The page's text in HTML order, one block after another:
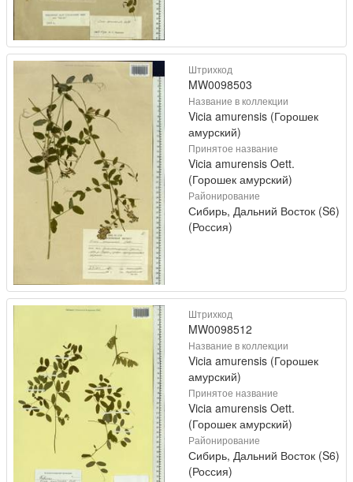
Штрихкод
MW0098503
Название в коллекции
Vicia amurensis (Горошек
амурский)
Принятое название
Vicia amurensis Oett.
(Горошек амурский)
Районирование
Сибирь, Дальний Восток (S6)
(Россия)
Штрихкод
MW0098512
Название в коллекции
Vicia amurensis (Горошек
амурский)
Принятое название
Vicia amurensis Oett.
(Горошек амурский)
Районирование
Сибирь, Дальний Восток (S6)
(Россия)